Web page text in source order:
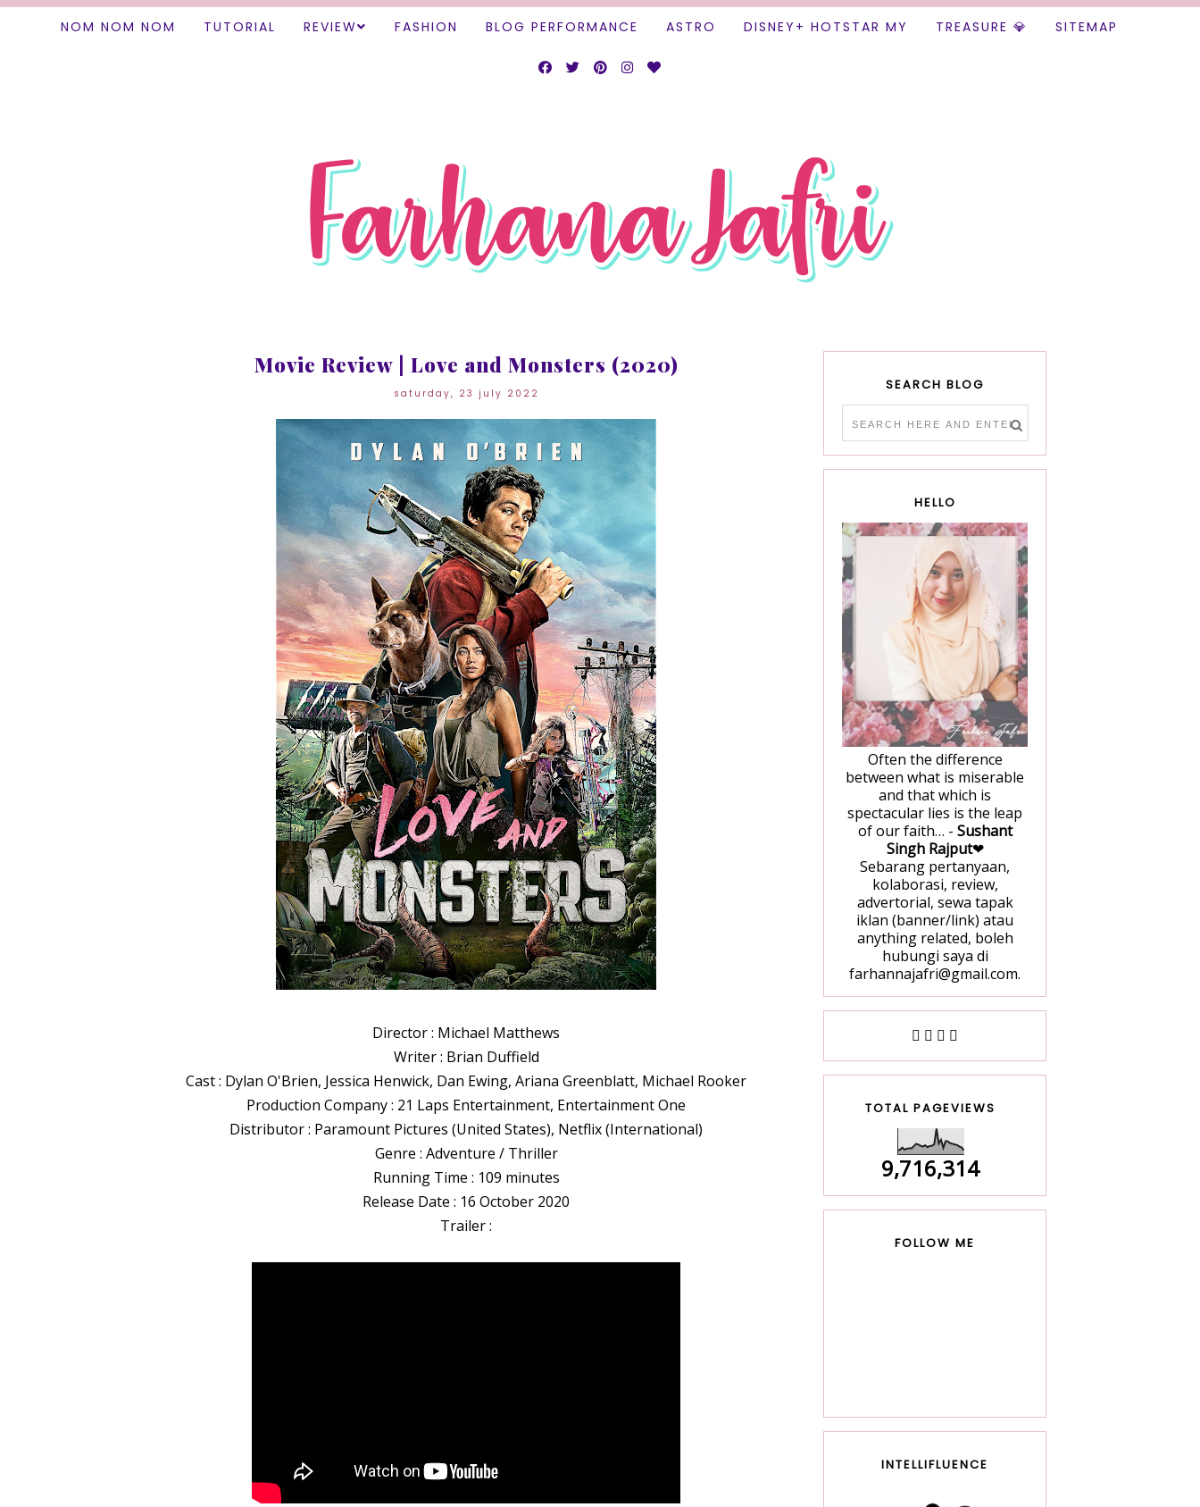
NOM NOM NOM TUTORIAL REVIEW FASHION BLOG PERFORMANCE ASTRO DISNEY+ HOTSTAR MY TREASURE 💎 SITEMAP
Movie Review | Love and Monsters (2020)
saturday, 23 july 2022
Director : Michael Matthews
Writer : Brian Duffield
Cast : Dylan O'Brien, Jessica Henwick, Dan Ewing, Ariana Greenblatt, Michael Rooker
Production Company : 21 Laps Entertainment, Entertainment One
Distributor : Paramount Pictures (United States), Netflix (International)
Genre : Adventure / Thriller
Running Time : 109 minutes
Release Date : 16 October 2020
Trailer :
SEARCH BLOG
HELLO
Often the difference
between what is miserable
and that which is
spectacular lies is the leap
of our faith… - Sushant
Singh Rajput❤
Sebarang pertanyaan,
kolaborasi, review,
advertorial, sewa tapak
iklan (banner/link) atau
anything related, boleh
hubungi saya di
farhannajafri@gmail.com.
TOTAL PAGEVIEWS
9,716,314
FOLLOW ME
INTELLIFLUENCE